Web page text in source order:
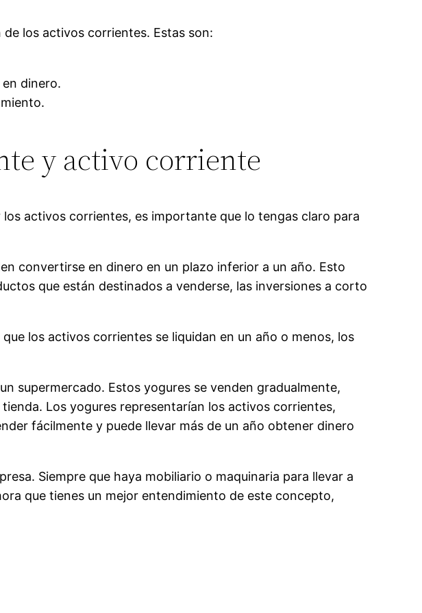
los activos corrientes. Estas son:
dinero.
y activo corriente
activos corrientes, es importante que lo tengas claro para
convertirse en dinero en un plazo inferior a un año. Esto
que están destinados a venderse, las inversiones a corto
los activos corrientes se liquidan en un año o menos, los
supermercado. Estos yogures se venden gradualmente,
Los yogures representarían los activos corrientes,
fácilmente y puede llevar más de un año obtener dinero
Siempre que haya mobiliario o maquinaria para llevar a
que tienes un mejor entendimiento de este concepto,